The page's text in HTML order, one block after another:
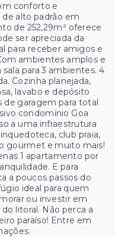
conforto e
alto padrão em
de 252,29m² oferece
ser apreciada da
para receber amigos e
ambientes amplos e
para 3 ambientes. 4
Cozinha planejada,
lavabo e depósito
de garagem para total
condomínio Goa
a uma infraestrutura
club praia,
gourmet e muito mais!
1 apartamento por
E para
a poucos passos do
ideal para quem
ou investir em
litoral. Não perca a
paraíso! Entre em